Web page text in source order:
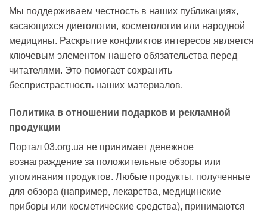
Мы поддерживаем честность в наших публикациях,
касающихся диетологии, косметологии или народной
медицины. Раскрытие конфликтов интересов является
ключевым элементом нашего обязательства перед
читателями. Это помогает сохранить
беспристрастность наших материалов.
Политика в отношении подарков и рекламной
продукции
Портал 03.org.ua не принимает денежное
вознаграждение за положительные обзоры или
упоминания продуктов. Любые продукты, полученные
для обзора (например, лекарства, медицинские
приборы или косметические средства), принимаются